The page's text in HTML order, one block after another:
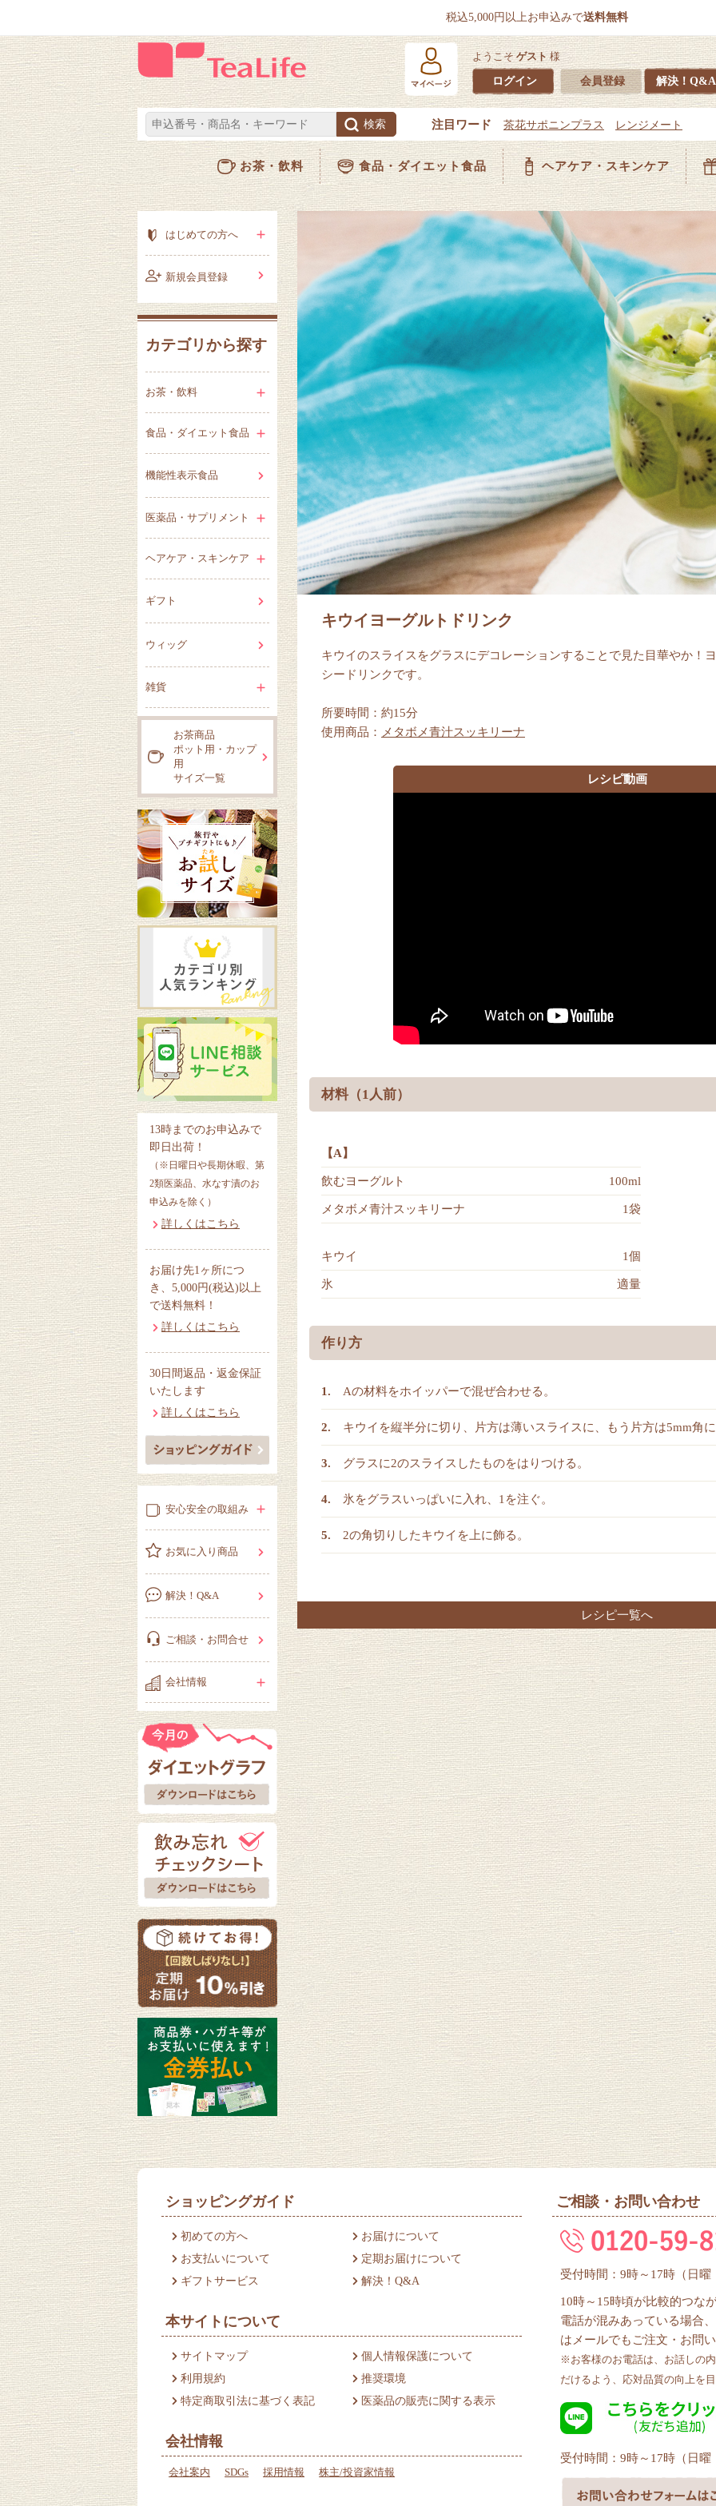
税込5,000円以上お申込みで送料無料
ようこそゲスト 様
ログイン 会員登録 解決！Q&A
お茶・飲料 食品・ダイエット食品 ヘアケア・スキンケア
キウイヨーグルトドリンク
キウイのスライスをグラスにデコレーションすることで見た目華やか！
シードリンクです。
所要時間：約15分
使用商品：
メタボメ青汁スッキリーナ
レシピ動画
材料（1人前）
【A】
飲むヨーグルト 100ml
メタボメ青汁スッキリーナ 1袋
キウイ 1個
氷 適量
作り方
Aの材料をホイッパーで混ぜ合わせる。
キウイを縦半分に切り、片方は薄いスライスに、もう片方は5mm角
グラスに2のスライスしたものをはりつける。
氷をグラスいっぱいに入れ、1を注ぐ。
2の角切りしたキウイを上に飾る。
レシピ一覧へ
はじめての方へ
新規会員登録
カテゴリから探す
お茶・飲料
食品・ダイエット食品
機能性表示食品
医薬品・サプリメント
ヘアケア・スキンケア
ギフト
ウィッグ
雑貨
お茶商品
ポット用・カップ
用
サイズ一覧
13時までのお申込みで
即日出荷！
（※日曜日や長期休暇、第
2類医薬品、水なす漬のお
申込みを除く）
詳しくはこちら
お届け先1ヶ所につ
き、5,000円(税込)以上
で送料無料！
詳しくはこちら
30日間返品・返金保証
いたします
詳しくはこちら
安心安全の取組み
お気に入り商品
解決！Q&A
ご相談・お問合せ
会社情報
ショッピングガイド
初めての方へ
お届けについて
お支払いについて
定期お届けについて
ギフトサービス
解決！Q&A
ご相談・お問い合わせ
受付時間：9時～17時（日曜
10時～15時頃が比較的つな
電話が混みあっている場合
はメールでもご注文・お問
※お客様のお電話は、お話しの
だけるよう、応対品質の向上を
受付時間：9時～17時（日曜
本サイトについて
サイトマップ
個人情報保護について
利用規約
推奨環境
特定商取引法に基づく表記
医薬品の販売に関する表示
会社情報
会社案内 SDGs 採用情報 株主/投資家情報